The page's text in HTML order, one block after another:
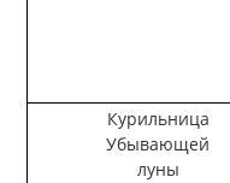
Курильница
Убывающей
луны